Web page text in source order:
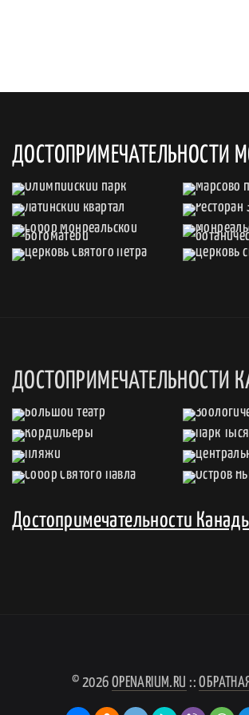
ДОСТОПРИМЕЧАТЕЛЬНОСТИ
ДОСТОПРИМЕЧАТЕЛЬНОСТИ
Достопримечательности
© 2026 OPENARIUM.RU ::